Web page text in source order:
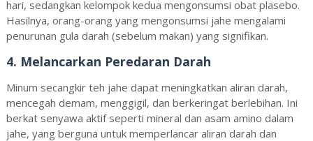
hari, sedangkan kelompok kedua mengonsumsi obat plasebo.
Hasilnya, orang-orang yang mengonsumsi jahe mengalami
penurunan gula darah (sebelum makan) yang signifikan.
4. Melancarkan Peredaran Darah
Minum secangkir teh jahe dapat meningkatkan aliran darah,
mencegah demam, menggigil, dan berkeringat berlebihan. Ini
berkat senyawa aktif seperti mineral dan asam amino dalam
jahe, yang berguna untuk memperlancar aliran darah dan